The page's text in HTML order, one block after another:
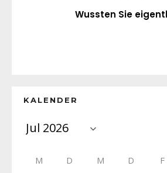
Wussten Sie
KALENDER
M D M D F